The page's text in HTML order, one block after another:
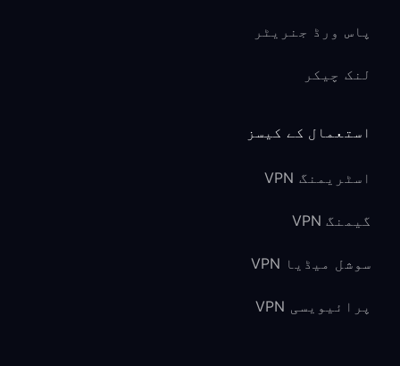
پاس ورڈ جنریٹر
لنک چیکر
استعمال کے کیسز
اسٹریمنگ VPN
گیمنگ VPN
سوشل میڈیا VPN
پرائیویسی VPN